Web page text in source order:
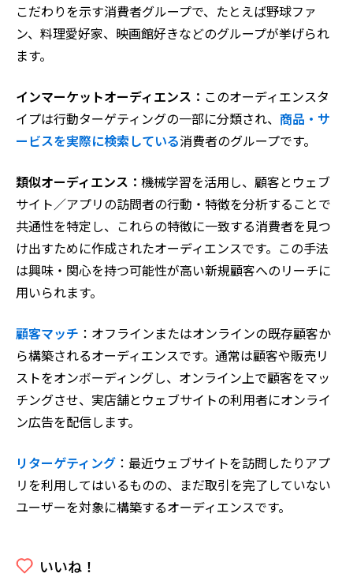
こだわりを示す消費者グループで、たとえば野球ファ
ン、料理愛好家、映画館好きなどのグループが挙げられ
ます。
インマーケットオーディエンス： このオーディエンスタ
イプは行動ターゲティングの一部に分類され、 商品・サ
ービスを実際に検索している消費者のグループです。
類似オーディエンス： 機械学習を活用し、顧客とウェブ
サイト／アプリの訪問者の行動・特徴を分析することで
共通性を特定し、これらの特徴に一致する消費者を見つ
け出すために作成されたオーディエンスです。この手法
は興味・関心を持つ可能性が高い新規顧客へのリーチに
用いられます。
顧客マッチ ：オフラインまたはオンラインの既存顧客か
ら構築されるオーディエンスです。通常は顧客や販売リ
ストをオンボーディングし、オンライン上で顧客をマッ
チングさせ、実店舗とウェブサイトの利用者にオンライ
ン広告を配信します。
リターゲティング ：最近ウェブサイトを訪問したりアプ
リを利用してはいるものの、まだ取引を完了していない
ユーザーを対象に構築するオーディエンスです。
いいね！